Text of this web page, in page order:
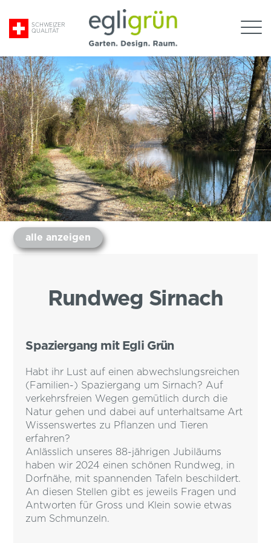
SCHWEIZER
QUALITÄT
Grün
alle anzeigen
Rundweg Sirnach
Spaziergang mit Egli Grün
Habt ihr Lust auf einen abwechslungsreichen
(Familien-) Spaziergang um Sirnach? Auf
verkehrsfreien Wegen gemütlich durch die
Natur gehen und dabei auf unterhaltsame Art
Wissenswertes zu Pflanzen und Tieren
erfahren?
Anlässlich unseres 88-jährigen Jubiläums
haben wir 2024 einen schönen Rundweg, in
Dorfnähe, mit spannenden Tafeln beschildert.
An diesen Stellen gibt es jeweils Fragen und
Antworten für Gross und Klein sowie etwas
zum Schmunzeln.